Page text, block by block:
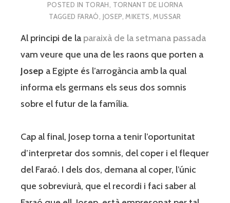
POSTED IN TORAH, TORNANT DE LIORNA
TAGGED FARAÓ, JOSEP,MIKETS,MUSSAR
Al principi de la paraixà de la setmana passada
vam veure que una de les raons que porten a
Josep a Egipte és l’arrogància amb la qual
informa els germans els seus dos somnis
sobre el futur de la família.
Cap al final, Josep torna a tenir l’oportunitat
d’interpretar dos somnis, del coper i el flequer
del Faraó. I dels dos, demana al coper, l’únic
que sobreviurà, que el recordi i faci saber al